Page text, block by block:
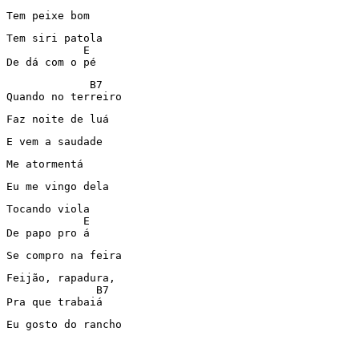
Tem peixe bom
Tem siri patola
            E
De dá com o pé
             B7
Quando no terreiro
Faz noite de luá
E vem a saudade
Me atormentá
Eu me vingo dela
Tocando viola
            E
Se compro na feira
Feijão, rapadura,
              B7
Pra que trabaiá
Eu gosto do rancho